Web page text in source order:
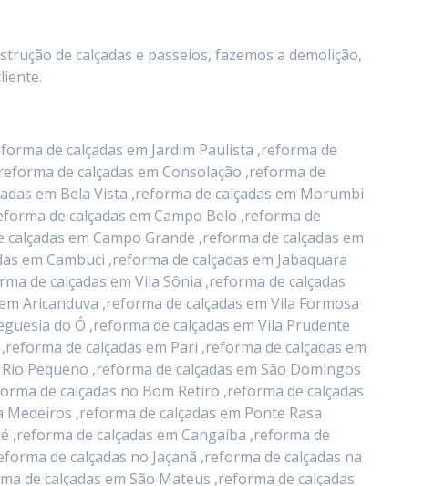
de calçadas e passeios, fazemos a demolição,
de calçadas em Jardim Paulista ,reforma de
de calçadas em Consolação ,reforma de
em Bela Vista ,reforma de calçadas em Morumbi
de calçadas em Campo Belo ,reforma de
em Campo Grande ,reforma de calçadas em
em Cambuci ,reforma de calçadas em Jabaquara
de calçadas em Vila Sônia ,reforma de calçadas
Aricanduva ,reforma de calçadas em Vila Formosa
do Ó ,reforma de calçadas em Vila Prudente
de calçadas em Pari ,reforma de calçadas em
Pequeno ,reforma de calçadas em São Domingos
de calçadas no Bom Retiro ,reforma de calçadas
,reforma de calçadas em Ponte Rasa
,reforma de calçadas em Cangaíba ,reforma de
de calçadas no Jaçanã ,reforma de calçadas na
de calçadas em São Mateus ,reforma de calçadas